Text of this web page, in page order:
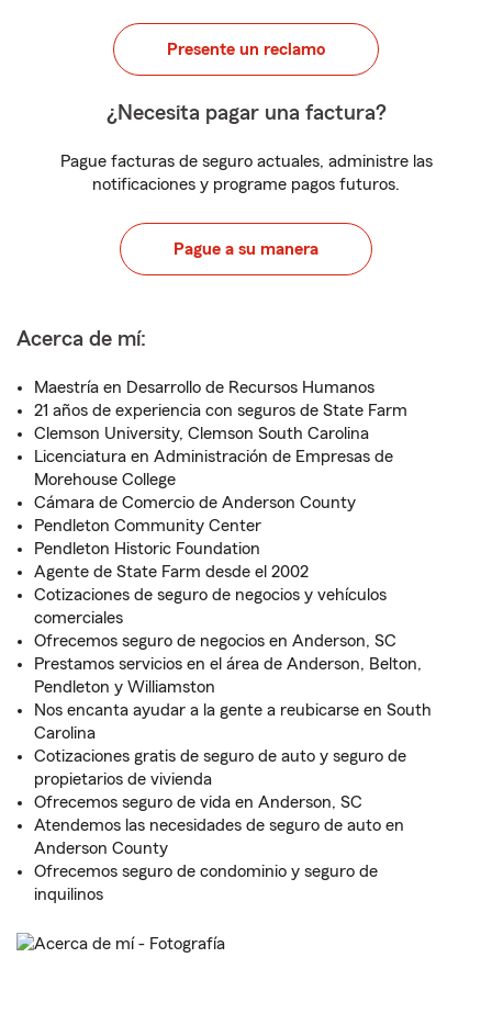
Presente un reclamo
¿Necesita pagar una factura?
Pague facturas de seguro actuales, administre las
notificaciones y programe pagos futuros.
Pague a su manera
Acerca de mí:
Maestría en Desarrollo de Recursos Humanos
21 años de experiencia con seguros de State Farm
Clemson University, Clemson South Carolina
Licenciatura en Administración de Empresas de
Morehouse College
Cámara de Comercio de Anderson County
Pendleton Community Center
Pendleton Historic Foundation
Agente de State Farm desde el 2002
Cotizaciones de seguro de negocios y vehículos
comerciales
Ofrecemos seguro de negocios en Anderson, SC
Prestamos servicios en el área de Anderson, Belton,
Pendleton y Williamston
Nos encanta ayudar a la gente a reubicarse en South
Carolina
Cotizaciones gratis de seguro de auto y seguro de
propietarios de vivienda
Ofrecemos seguro de vida en Anderson, SC
Atendemos las necesidades de seguro de auto en
Anderson County
Ofrecemos seguro de condominio y seguro de
inquilinos